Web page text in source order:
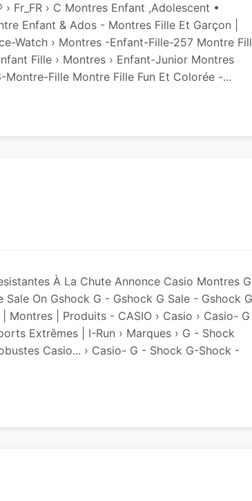
Fr_FR › C Montres Enfant ,Adolescent •
Enfant & Ados - Montres Fille Et Garçon |
Watch › Montres -enfant-Fille-257 Montre
Fille › Montres › Enfant-Junior Montres
Fille Montre Fille Fun Et Colorée -...
À La Chute Annonce Casio Montres G
On Gshock G - Gshock G Sale - Gshock G
Montres | Produits - CASIO › Casio › Casio-
Extrêmes | I-Run › Marques › G - Shock
Casio... › Casio- G - Shock G-Shock -